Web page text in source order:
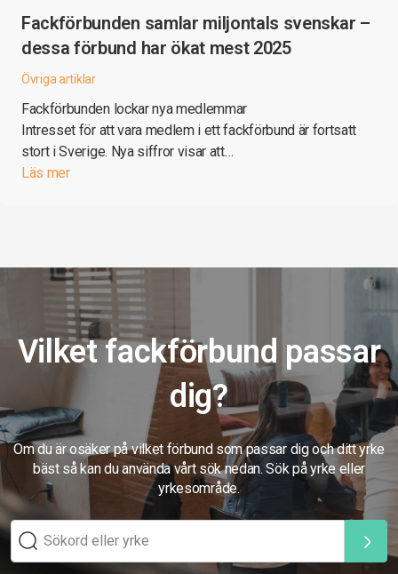
Fackförbunden samlar miljontals svenskar –
dessa förbund har ökat mest 2025
Övriga artiklar
Fackförbunden lockar nya medlemmar
Intresset för att vara medlem i ett fackförbund är fortsatt
stort i Sverige. Nya siffror visar att…
Läs mer
Vilket fackförbund passar
dig?
Om du är osäker på vilket förbund som passar dig och ditt yrke
bäst så kan du använda vårt sök nedan. Sök på yrke eller
yrkesområde.